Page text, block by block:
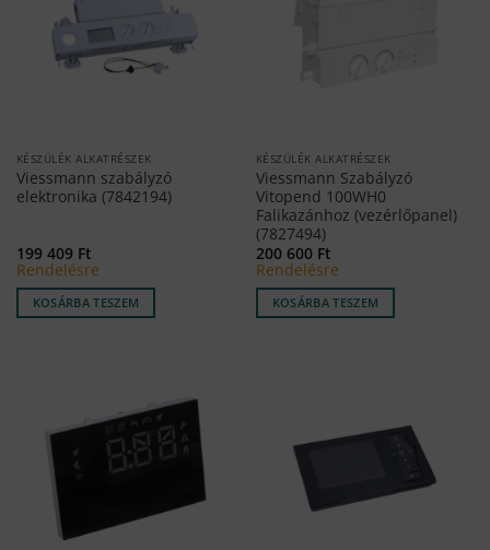
KÉSZÜLÉK ALKATRÉSZEK
Viessmann szabályzó
elektronika (7842194)
199 409 Ft
Rendelésre
KOSÁRBA TESZEM
KÉSZÜLÉK ALKATRÉSZEK
Viessmann Szabályzó
Vitopend 100WH0
Falikazánhoz (vezérlőpanel)
(7827494)
200 600 Ft
Rendelésre
KOSÁRBA TESZEM